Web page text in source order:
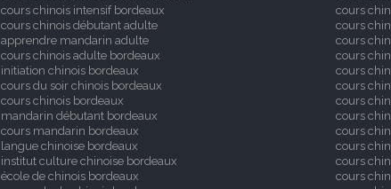
cours chinois intensif bordeaux
cours chinois débutant adulte
apprendre mandarin adulte
cours chinois adulte bordeaux
initiation chinois bordeaux
cours du soir chinois bordeaux
cours chinois bordeaux
mandarin débutant bordeaux
cours mandarin bordeaux
langue chinoise bordeaux
institut culture chinoise bordeaux
école de chinois bordeaux
cours
cours
cours
cours
cours
cours
cours
cours
cours
cours
cours
cours